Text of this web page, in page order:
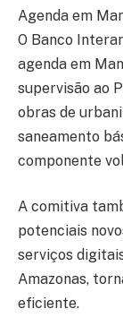
Agenda em
O Banco
agenda em
supervisão ao
obras de
saneamento
componente
A comitiva
potenciais
serviços
Amazonas,
eficiente.